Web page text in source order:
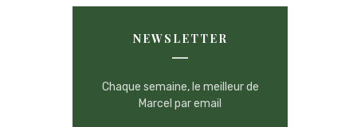
NEWSLETTER
Chaque semaine, le meilleur de
Marcel par email